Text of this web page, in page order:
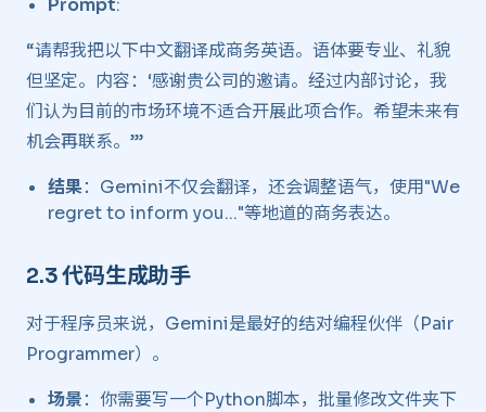
Prompt:
“请帮我把以下中文翻译成商务英语。语体要专业、礼貌
但坚定。内容：‘感谢贵公司的邀请。经过内部讨论，我
们认为目前的市场环境不适合开展此项合作。希望未来有
机会再联系。’”
结果：Gemini不仅会翻译，还会调整语气，使用"We
regret to inform you..."等地道的商务表达。
2.3 代码生成助手 ​
对于程序员来说，Gemini是最好的结对编程伙伴（Pair
Programmer）。
场景：你需要写一个Python脚本，批量修改文件夹下